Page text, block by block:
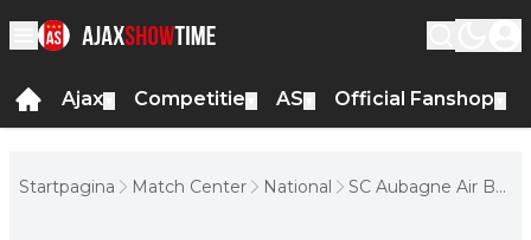
Ajax Competitie AS Official Fanshop
Startpagina Match Center National
SC Aubagne Air Bel